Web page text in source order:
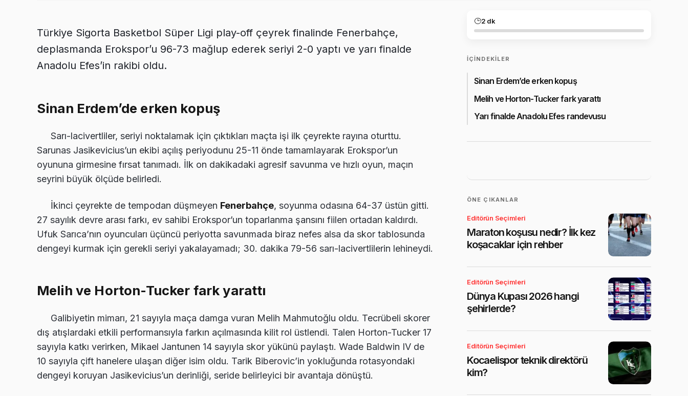
Türkiye Sigorta Basketbol Süper Ligi play-off çeyrek finalinde Fenerbahçe,
deplasmanda Erokspor’u 96-73 mağlup ederek seriyi 2-0 yaptı ve yarı finalde
Anadolu Efes’in rakibi oldu.
Sinan Erdem’de erken kopuş
Sarı-lacivertliler, seriyi noktalamak için çıktıkları maçta işi ilk çeyrekte rayına oturttu.
Sarunas Jasikevicius’un ekibi açılış periyodunu 25-11 önde tamamlayarak Erokspor’un
oyununa girmesine fırsat tanımadı. İlk on dakikadaki agresif savunma ve hızlı oyun, maçın
seyrini büyük ölçüde belirledi.
İkinci çeyrekte de tempodan düşmeyen Fenerbahçe, soyunma odasına 64-37 üstün gitti.
27 sayılık devre arası farkı, ev sahibi Erokspor’un toparlanma şansını fiilen ortadan kaldırdı.
Ufuk Sarıca’nın oyuncuları üçüncü periyotta savunmada biraz nefes alsa da skor tablosunda
dengeyi kurmak için gerekli seriyi yakalayamadı; 30. dakika 79-56 sarı-lacivertlilerin lehineydi.
Melih ve Horton-Tucker fark yarattı
Galibiyetin mimarı, 21 sayıyla maça damga vuran Melih Mahmutoğlu oldu. Tecrübeli skorer
dış atışlardaki etkili performansıyla farkın açılmasında kilit rol üstlendi. Talen Horton-Tucker 17
sayıyla katkı verirken, Mikael Jantunen 14 sayıyla skor yükünü paylaştı. Wade Baldwin IV de
10 sayıyla çift hanelere ulaşan diğer isim oldu. Tarik Biberovic’in yokluğunda rotasyondaki
dengeyi koruyan Jasikevicius’un derinliği, seride belirleyici bir avantaja dönüştü.
2 dk
İÇINDEKILER
Sinan Erdem’de erken kopuş
Melih ve Horton-Tucker fark yarattı
Yarı finalde Anadolu Efes randevusu
ÖNE ÇIKANLAR
Editörün Seçimleri
Maraton koşusu nedir? İlk kez
koşacaklar için rehber
Editörün Seçimleri
Dünya Kupası 2026 hangi
şehirlerde?
Editörün Seçimleri
Kocaelispor teknik direktörü
kim?